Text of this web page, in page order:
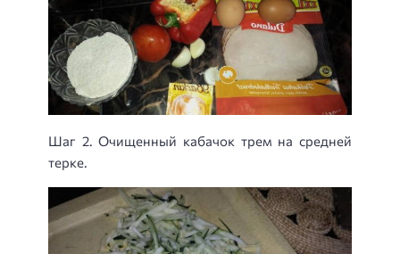
Шаг 2. Очищенный кабачок трем на средней
терке.